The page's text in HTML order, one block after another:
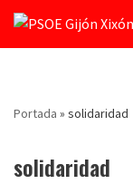
Saltar
Portada » solidaridad
solidaridad